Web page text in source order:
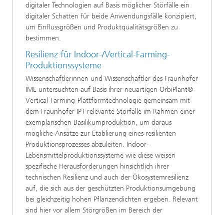
digitaler Technologien auf Basis möglicher Störfälle ein
digitaler Schatten für beide Anwendungsfälle konzipiert,
um Einflussgrößen und Produktqualitätsgrößen zu
bestimmen.
Resilienz für Indoor-/Vertical-Farming-
Produktionssysteme
Wissenschaftlerinnen und Wissenschaftler des Fraunhofer
IME untersuchten auf Basis ihrer neuartigen OrbiPlant®-
Vertical-Farming-Plattformtechnologie gemeinsam mit
dem Fraunhofer IPT relevante Störfalle im Rahmen einer
exemplarischen Basilikumproduktion, um daraus
mögliche Ansätze zur Etablierung eines resilienten
Produktionsprozesses abzuleiten. Indoor-
Lebensmittelproduktionssysteme wie diese weisen
spezifische Herausforderungen hinsichtlich ihrer
technischen Resilienz und auch der Ökosystemresilienz
auf, die sich aus der geschützten Produktionsumgebung
bei gleichzeitig hohen Pflanzendichten ergeben. Relevant
sind hier vor allem Störgrößen im Bereich der